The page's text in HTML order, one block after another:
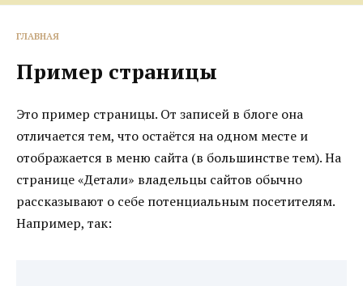
ГЛАВНАЯ
Пример страницы
Это пример страницы. От записей в блоге она
отличается тем, что остаётся на одном месте и
отображается в меню сайта (в большинстве тем). На
странице «Детали» владельцы сайтов обычно
рассказывают о себе потенциальным посетителям.
Например, так: